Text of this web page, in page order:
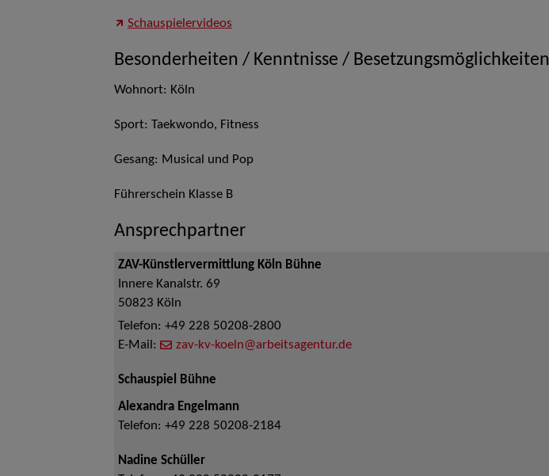
Schauspielervideos
Besonderheiten / Kenntnisse / Besetzungsmöglichkeiten
Wohnort: Köln
Sport: Taekwondo, Fitness
Gesang: Musical und Pop
Führerschein Klasse B
Ansprechpartner
ZAV-Künstlervermittlung Köln Bühne
Innere Kanalstr. 69
50823 Köln
Telefon: +49 228 50208-2800
E-Mail:
zav-kv-koeln@arbeitsagentur.de
Schauspiel Bühne
Alexandra Engelmann
Telefon: +49 228 50208-2184
Nadine Schüller